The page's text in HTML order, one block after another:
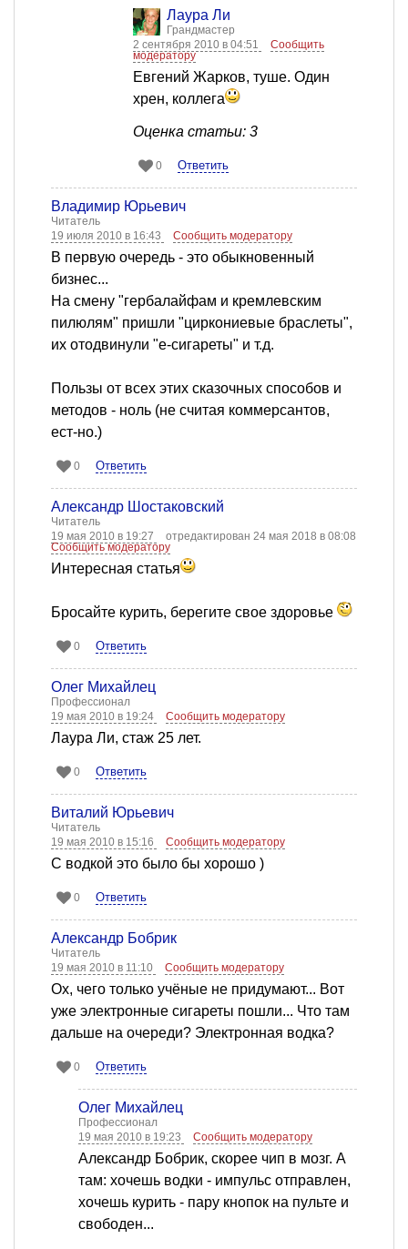
Лаура Ли
Грандмастер
2 сентября 2010 в 04:51
Сообщить
модератору
Евгений Жарков, туше. Один
хрен, коллега
Оценка статьи: 3
0 Ответить
Владимир Юрьевич
Читатель
19 июля 2010 в 16:43
Сообщить модератору
В первую очередь - это обыкновенный
бизнес...
На смену "гербалайфам и кремлевским
пилюлям" пришли "циркониевые браслеты",
их отодвинули "е-сигареты" и т.д.
Пользы от всех этих сказочных способов и
методов - ноль (не считая коммерсантов,
ест-но.)
0 Ответить
Александр Шостаковский
Читатель
19 мая 2010 в 19:27
отредактирован 24 мая 2018 в 08:08
Сообщить модератору
Интересная статья
Бросайте курить, берегите свое здоровье
0 Ответить
Олег Михайлец
Профессионал
19 мая 2010 в 19:24
Сообщить модератору
Лаура Ли, стаж 25 лет.
0 Ответить
Виталий Юрьевич
Читатель
19 мая 2010 в 15:16
Сообщить модератору
C водкой это было бы хорошо )
0 Ответить
Александр Бобрик
Читатель
19 мая 2010 в 11:10
Сообщить модератору
Ох, чего только учёные не придумают... Вот
уже электронные сигареты пошли... Что там
дальше на очереди? Электронная водка?
0 Ответить
Олег Михайлец
Профессионал
19 мая 2010 в 19:23
Сообщить модератору
Александр Бобрик, скорее чип в мозг. А
там: хочешь водки - импульс отправлен,
хочешь курить - пару кнопок на пульте и
свободен...